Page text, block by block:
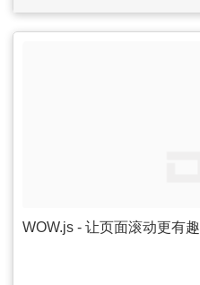
WOW.js - 让页面滚动更有趣